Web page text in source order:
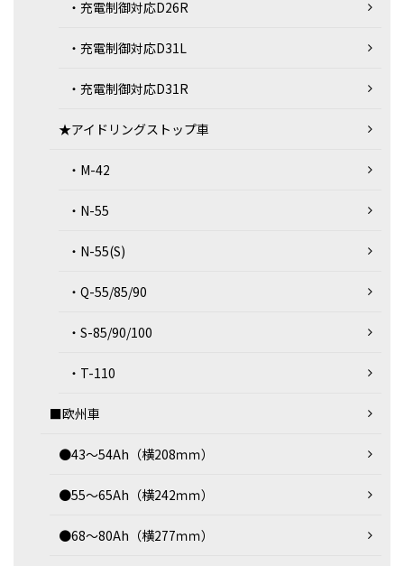
・充電制御対応D26R
・充電制御対応D31L
・充電制御対応D31R
★アイドリングストップ車
・M-42
・N-55
・N-55(S)
・Q-55/85/90
・S-85/90/100
・T-110
■欧州車
●43～54Ah（横208ｍｍ）
●55～65Ah（横242ｍｍ）
●68～80Ah（横277ｍｍ）